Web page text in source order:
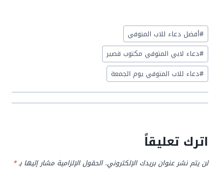
Post
Tags:
#أفضل دعاء للاب المتوفي
#دعاء لابي المتوفي مكتوب قصير
#دعاء للاب المتوفي يوم الجمعة
اترك تعليقاً
لن يتم نشر عنوان بريدك الإلكتروني. الحقول الإلزامية مشار إليها بـ*